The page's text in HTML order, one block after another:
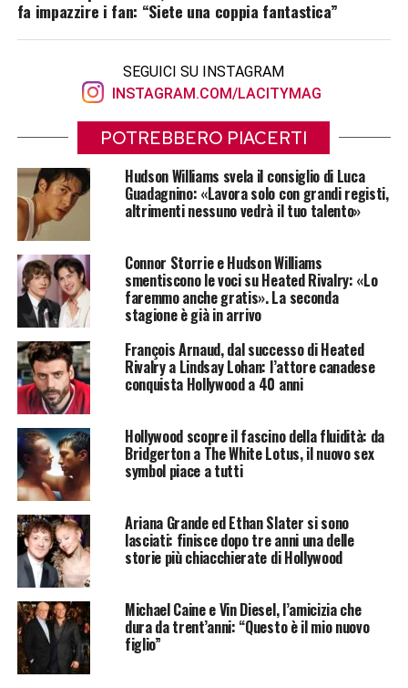
fa impazzire i fan: “Siete una coppia fantastica”
SEGUICI SU INSTAGRAM
INSTAGRAM.COM/LACITYMAG
POTREBBERO PIACERTI
Hudson Williams svela il consiglio di Luca
Guadagnino: «Lavora solo con grandi registi,
altrimenti nessuno vedrà il tuo talento»
Connor Storrie e Hudson Williams
smentiscono le voci su Heated Rivalry: «Lo
faremmo anche gratis». La seconda
stagione è già in arrivo
François Arnaud, dal successo di Heated
Rivalry a Lindsay Lohan: l’attore canadese
conquista Hollywood a 40 anni
Hollywood scopre il fascino della fluidità: da
Bridgerton a The White Lotus, il nuovo sex
symbol piace a tutti
Ariana Grande ed Ethan Slater si sono
lasciati: finisce dopo tre anni una delle
storie più chiacchierate di Hollywood
Michael Caine e Vin Diesel, l’amicizia che
dura da trent’anni: “Questo è il mio nuovo
figlio”